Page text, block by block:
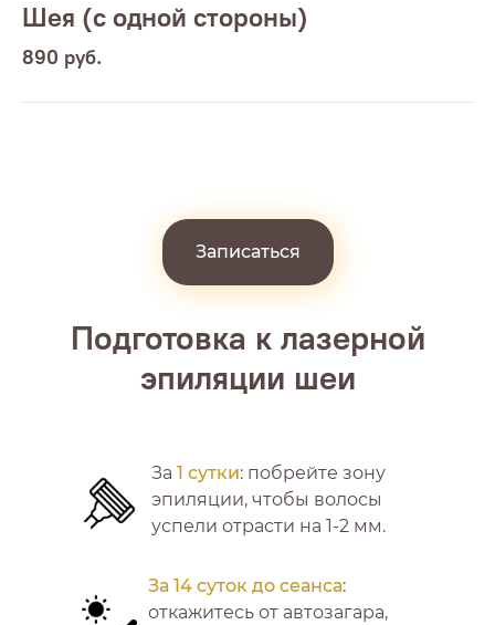
Шея (с одной стороны)
890 руб.
Записаться
Подготовка к лазерной
эпиляции шеи
За 1 сутки: побрейте зону
эпиляции, чтобы волосы
успели отрасти на 1-2 мм.
За 14 суток до сеанса:
откажитесь от автозагара,
профессионалы с
медицинским образованием.
Внутри кабинетов приема
Инструменты проходят
несколько этапов